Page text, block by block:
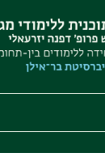
לתוכן
העיקרי
לתפריט
ניווט
ראשי